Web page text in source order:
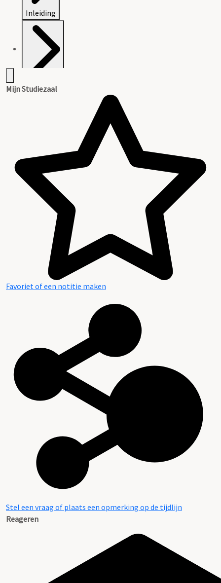
Inleiding
Mijn Studiezaal
Favoriet of een notitie maken
Stel een vraag of plaats een opmerking op de tijdlijn
Reageren